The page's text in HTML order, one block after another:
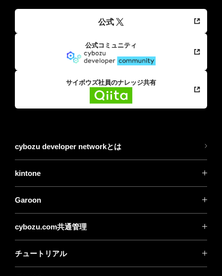
公式
公式コミュニティ
サイボウズ社員のナレッジ共有
cybozu developer networkとは
kintone
Garoon
cybozu.com共通管理
チュートリアル